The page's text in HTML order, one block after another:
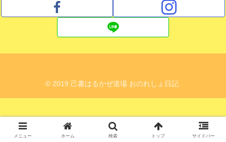
© 2019 己書はるかぜ道場 おのれしょ日記.
メニュー ホーム 検索 トップ サイドバー